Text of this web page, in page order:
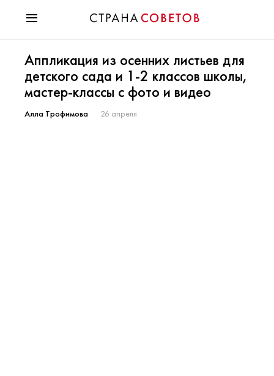
Мода
Звезды
Гороскопы
Здоровье
Аппликация из осенних листьев для
детского сада и 1-2 классов школы,
мастер-классы с фото и видео
Алла Трофимова 26 апреля